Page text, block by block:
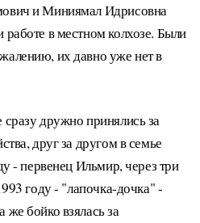
и Миниямал Идрисовна
в местном колхозе. Были
их давно уже нет в
дружно принялись за
друг за другом в семье
- первенец Ильмир, через три
году - "лапочка-дочка" -
бойко взялась за